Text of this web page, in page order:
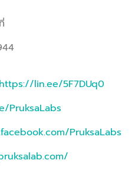
https://lin.ee/5F7DUq0
PruksaLabs
PruksaLabs